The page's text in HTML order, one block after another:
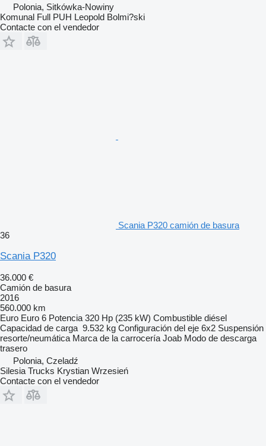
Polonia, Sitkówka-Nowiny
Komunal Full PUH Leopold Bolmi?ski
Contacte con el vendedor
Scania P320 camión de basura
36
Scania P320
36.000 €
Camión de basura
2016
560.000 km
Euro Euro 6 Potencia 320 Hp (235 kW) Combustible diésel
Capacidad de carga 9.532 kg Configuración del eje 6x2 Suspensión
resorte/neumática Marca de la carrocería Joab Modo de descarga
trasero
Polonia, Czeladź
Silesia Trucks Krystian Wrzesień
Contacte con el vendedor